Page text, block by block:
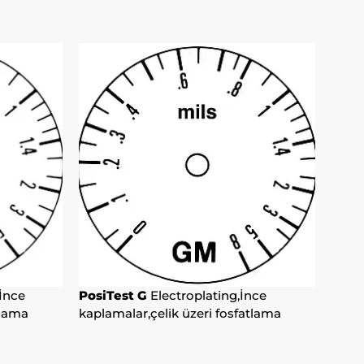
PosiTest G Electroplating,İnce
kaplamalar,çelik üzeri fosfatlama
göz
olup